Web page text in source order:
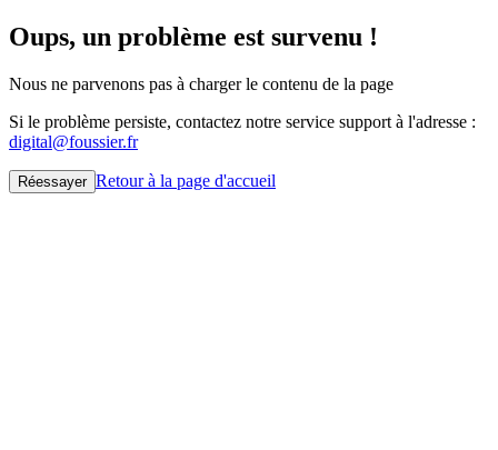
Oups, un problème est survenu !
Nous ne parvenons pas à charger le contenu de la page
Si le problème persiste, contactez notre service support à l'adresse :
digital@foussier.fr
Réessayer Retour à la page d'accueil